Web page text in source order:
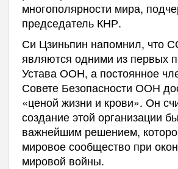
многополярности мира,
председатель КНР.
Си Цзиньпин напомнил, что
являются одними из первых
Устава ООН, а постоянное
Совете Безопасности ООН
«ценой жизни и крови». Он
создание этой организации
важнейшим решением,
мировое сообщество при
мировой войны.